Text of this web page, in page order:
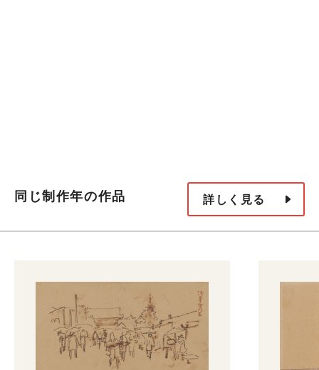
同じ制作年の作品 詳しく見る